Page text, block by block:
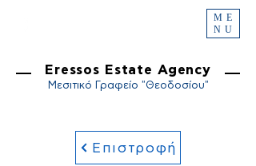
Eressos Estate Agency
Μεσιτικό Γραφείο "Θεοδοσίου"
ME
NU
Επιστροφή